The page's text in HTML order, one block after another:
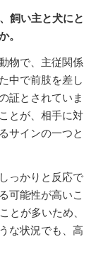
飼い主と犬にと
。
物で、主従関係
中で前肢を差し
証とされていま
とが、相手に対
サインの一つと
っかりと反応で
可能性が高いこ
とが多いため、
な状況でも、高